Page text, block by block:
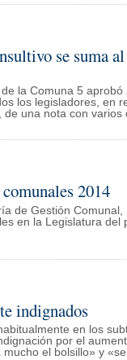
se suma
la Comuna 5
los legisladores, en
una nota con varios
2014
de Gestión Comunal,
en la Legislatura del
indignados
en los
por el
el bolsillo» y